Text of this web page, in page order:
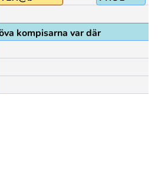
kompisarna var där